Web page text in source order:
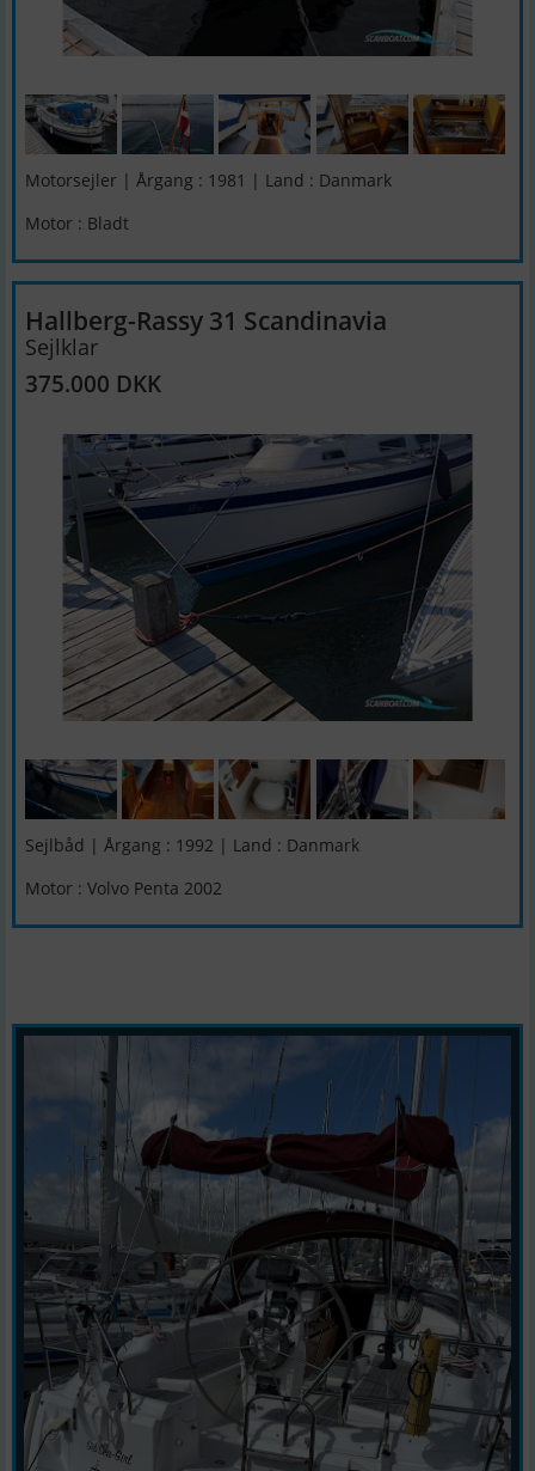
Motorsejler | Årgang : 1981 | Land : Danmark
Motor : Bladt
Hallberg-Rassy 31 Scandinavia
Sejlklar
375.000 DKK
Sejlbåd | Årgang : 1992 | Land : Danmark
Motor : Volvo Penta 2002